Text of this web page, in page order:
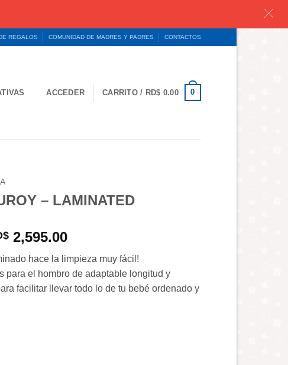
REGALOS COMUNIDAD DE MADRES Y PADRES CONTACTOS
ACCEDER CARRITO / RD$ 0.00 0
– LAMINATED
4,295.00.
2,595.00El
actual
es:
RD$ 2,595.00.
hace la limpieza muy fácil!
para el hombro de adaptable longitud y
facilitar llevar todo lo de tu bebé ordenado y
cantidad